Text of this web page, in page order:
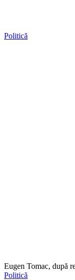
Politică
Eugen Tomac, după
Politică